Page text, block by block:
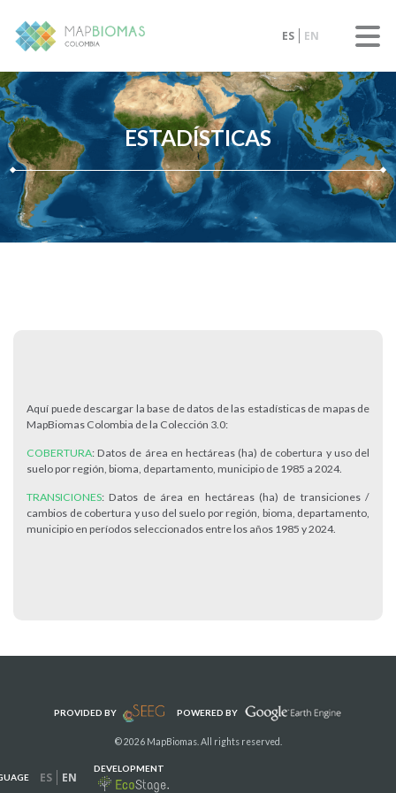
ES EN
ESTADÍSTICAS
Aquí puede descargar la base de datos de las estadísticas de mapas de
MapBiomas Colombia de la Colección 3.0:
COBERTURA: Datos de área en hectáreas (ha) de cobertura y uso del
suelo por región, bioma, departamento, municipio de 1985 a 2024.
TRANSICIONES: Datos de área en hectáreas (ha) de transiciones /
cambios de cobertura y uso del suelo por región, bioma, departamento,
municipio en períodos seleccionados entre los años 1985 y 2024.
PROVIDED BY POWERED BY
© 2026 MapBiomas. All rights reserved.
ES EN
DEVELOPMENT